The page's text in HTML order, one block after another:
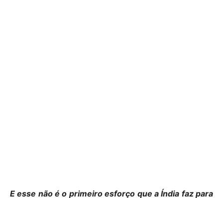
E esse não é o primeiro esforço que a Índia faz para